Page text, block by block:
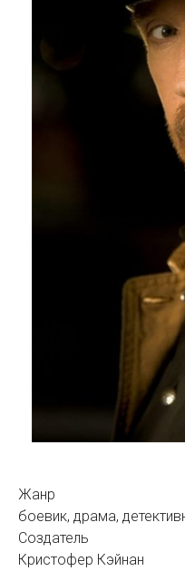
Жанр
боевик, драма,
Создатель
Кристофер Кэйнан